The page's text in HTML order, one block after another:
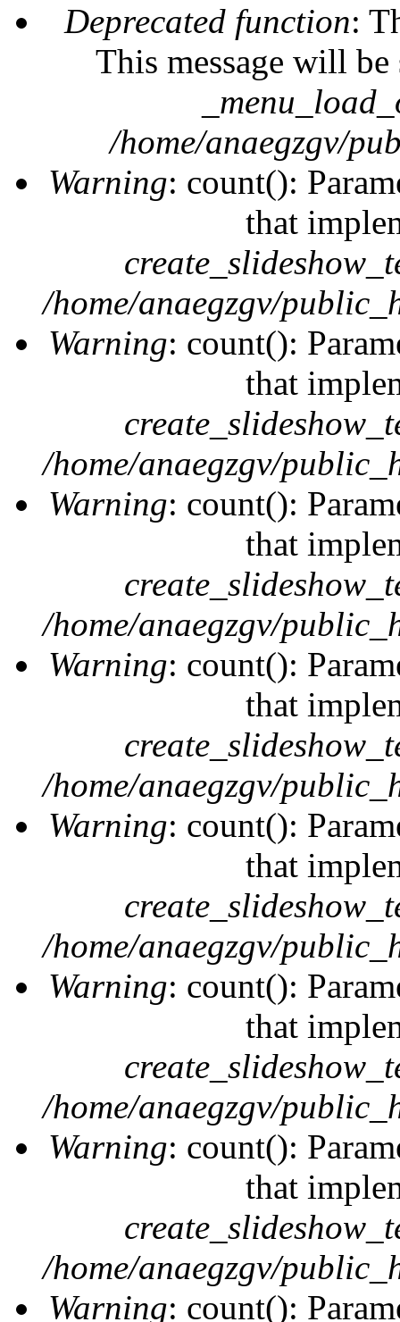
Deprecated function:
This message will
/home/anaegzgv/
Warning: count():
that
/home/anaegzgv/
Warning: count():
that
/home/anaegzgv/
Warning: count():
that
/home/anaegzgv/
Warning: count():
that
/home/anaegzgv/
Warning: count():
that
/home/anaegzgv/
Warning: count():
that
/home/anaegzgv/
Warning: count():
that
/home/anaegzgv/
Warning: count():